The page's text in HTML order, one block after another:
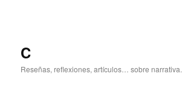
C
Reseñas, reflexiones, artículos… sobre narrativa.